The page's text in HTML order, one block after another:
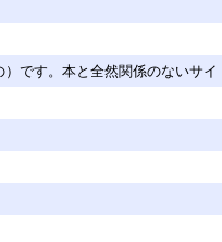
です。本と全然関係のないサ